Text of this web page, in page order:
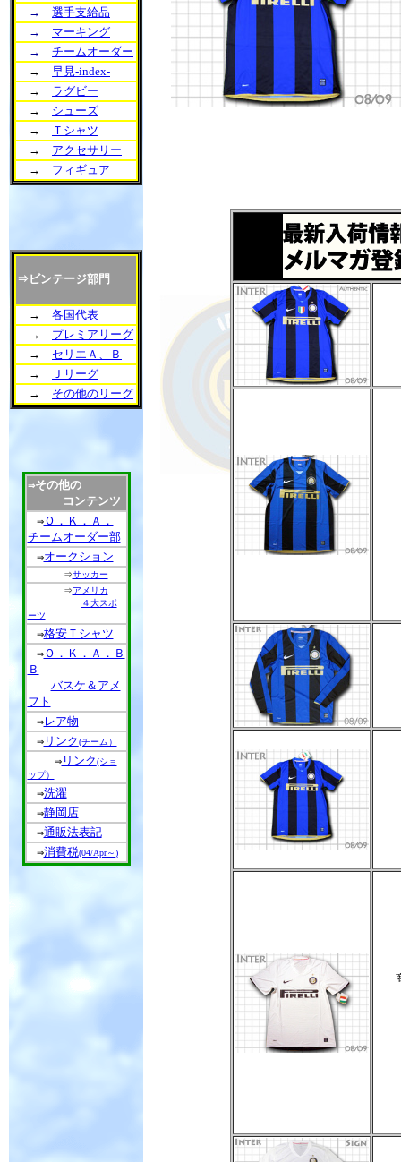
→ 選手支給品
→ マーキング
→ チームオーダー
→ 早見-index-
→ ラグビー
→ シューズ
→
Ｔシャツ
→ アクセサリー
→ フィギュア
⇒ビンテージ部門
→ 各国代表
→ プレミアリーグ
→ セリエＡ、Ｂ
→
Ｊリーグ
→ その他のリーグ
⇒その他の
コンテンツ
⇒Ｏ．Ｋ．Ａ．
チームオーダー部
⇒オークション
⇒サッカー
⇒アメリカ
４大スポ
ーツ
⇒格安Ｔシャツ
⇒Ｏ．Ｋ．Ａ．Ｂ
Ｂ
バスケ＆アメ
フト
⇒レア物
⇒リンク(チーム）
⇒リンク(ショ
ップ）
⇒洗濯
⇒静岡店
⇒通販法表記
⇒消費税(04/Apr～)